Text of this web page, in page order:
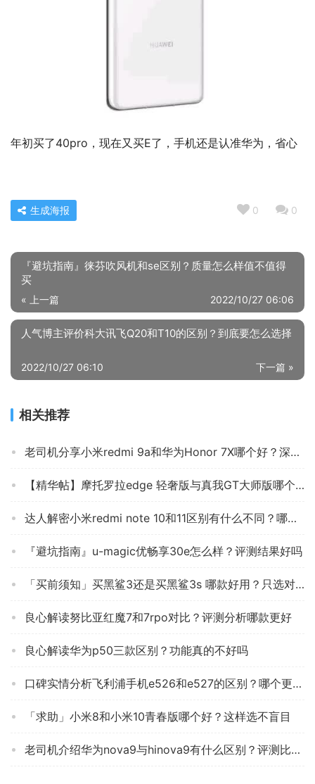
年初买了40pro，现在又买E了，手机还是认准华为，省心
0 0
生成海报
『避坑指南』徕芬吹风机和se区别？质量怎么样值不值得
买
« 上一篇 2022/10/27 06:06
人气博主评价科大讯飞Q20和T10的区别？到底要怎么选择
下一篇 »
2022/10/27 06:10
相关推荐
老司机分享小米redmi 9a和华为Honor 7X哪个好？深度剖析功能区别
【精华帖】摩托罗拉edge 轻奢版与真我GT大师版哪个好？谁是性价比之王
达人解密小米redmi note 10和11区别有什么不同？哪个更合适
『避坑指南』u-magic优畅享30e怎么样？评测结果好吗
「买前须知」买黑鲨3还是买黑鲨3s 哪款好用？只选对的不选贵的
良心解读努比亚红魔7和7rpo对比？评测分析哪款更好
良心解读华为p50三款区别？功能真的不好吗
口碑实情分析飞利浦手机e526和e527的区别？哪个更合适
「求助」小米8和小米10青春版哪个好？这样选不盲目
老司机介绍华为nova9与hinova9有什么区别？评测比较哪款好